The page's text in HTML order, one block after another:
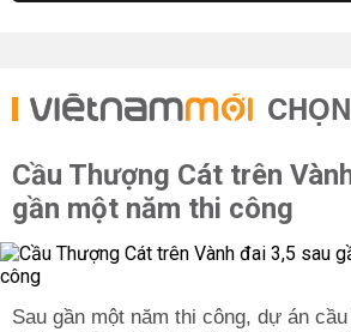
CHỌN
Cầu Thượng Cát trên
gần một năm thi công
Sau gần một năm thi công, dự án